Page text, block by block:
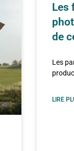
Les
de
Les
LIRE